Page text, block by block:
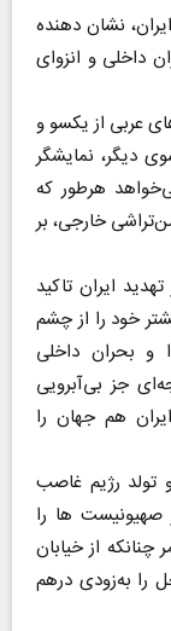
نشان دهنده
داخلی و انزوای
عربی از یکسو و
دیگر، نمایشگر
هرطور که
خارجی، بر
ایران تاکید
خود را از چشم
و بحران داخلی
جز بی‌آبرویی
هم جهان را
تولد رژیم غاصب
صهیونیست ها را
از خیابان
را به‌زودی درهم